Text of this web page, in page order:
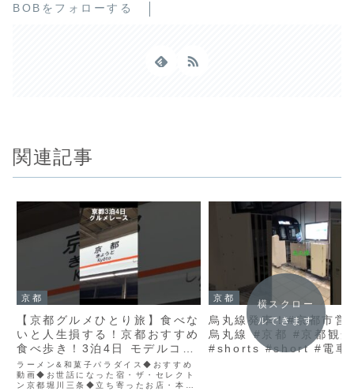
BOBをフォローする
関連記事
京都
【京都グルメひとり旅】食べな
いと人生損する！京都おすすめ
食べ歩き！3泊4日 モデルコー
ス#京都グルメ #京都観光 #京
都旅行 #kyoto #kyototrip
ラーメン&和菓子パラダイス◆おすすめ
動画◆お世話になった宿・ザ・セレクト
ン京都堀川三条◆立ち寄ったお店・本家
京都
烏丸線発車！#京都市営
烏丸線 #京都 #京都観光
#shorts #short #電車
横スクロー
ルできます